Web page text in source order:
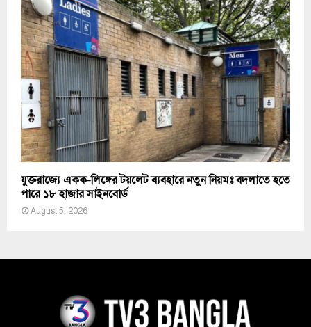
যুক্তরাজ্যে একক-লিঙ্গের টয়লেট ব্যবহারে নতুন নিয়মঃ বদলাতে হতে
পারে ১৮ হাজার সাইনবোর্ড
August 5, 2026